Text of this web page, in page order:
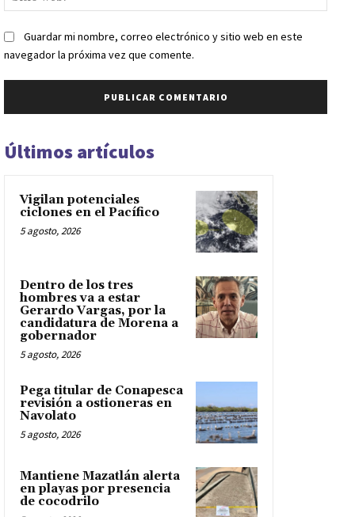
web:
Guardar mi nombre, correo electrónico y sitio web en este
navegador la próxima vez que comente.
Últimos artículos
Vigilan potenciales
ciclones en el Pacífico
5 agosto, 2026
Dentro de los tres
hombres va a estar
Gerardo Vargas, por la
candidatura de Morena a
gobernador
5 agosto, 2026
Pega titular de Conapesca
revisión a ostioneras en
Navolato
5 agosto, 2026
Mantiene Mazatlán alerta
en playas por presencia
de cocodrilo